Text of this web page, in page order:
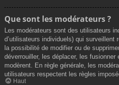
Que sont les modérateurs ?
Les modérateurs sont des utilisateurs
d’utilisateurs individuels) qui
la possibilité de modifier ou de
déverrouiller, les déplacer, les fusionner
modèrent. En règle générale, les
utilisateurs respectent les règles
Haut